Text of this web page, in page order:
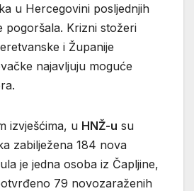
u Hercegovini posljednjih
pogoršala. Krizni stožeri
i Županije
najavljuju moguće
izvješćima, u HNŽ-u su
zabilježena 184 nova
je jedna osoba iz Čapljine,
79 novozaraženih